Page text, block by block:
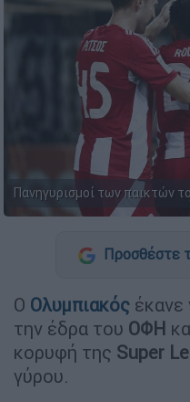
Πανηγυρισμοί των παικτών
Προσθέστε
Ο Ολυμπιακός
την έδρα του ΟΦΗ
κορυφή της Super
γύρου.